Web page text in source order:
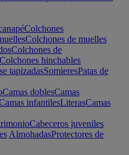
Colchones
Colchones de muelles
Colchones de
Colchones hinchables
tapizadasSomieresPatas de
Camas doblesCamas
infantilesLiterasCamas
Cabeceros juveniles
AlmohadasProtectores de